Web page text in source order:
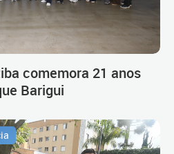
comemora 21 anos
Barigui